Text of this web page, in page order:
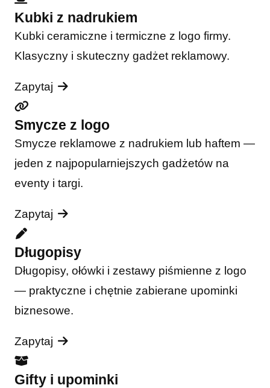
Kubki z nadrukiem
Kubki ceramiczne i termiczne z logo firmy.
Klasyczny i skuteczny gadżet reklamowy.
Zapytaj
Smycze z logo
Smycze reklamowe z nadrukiem lub haftem —
jeden z najpopularniejszych gadżetów na
eventy i targi.
Zapytaj
Długopisy
Długopisy, ołówki i zestawy piśmienne z logo
— praktyczne i chętnie zabierane upominki
biznesowe.
Zapytaj
Gifty i upominki